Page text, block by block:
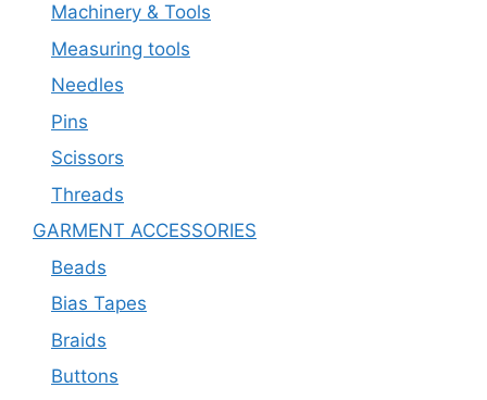
Machinery & Tools
Measuring tools
Needles
Pins
Scissors
Threads
GARMENT ACCESSORIES
Beads
Bias Tapes
Braids
Buttons